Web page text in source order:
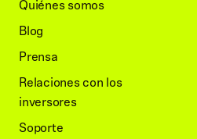
Quiénes somos
Blog
Prensa
Relaciones con los
inversores
Soporte